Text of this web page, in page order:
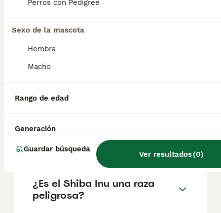
Perros con Pedigree
Sexo de la mascota
Hembra
Macho
Rango de edad
Generación
Guardar búsqueda
Ver resultados(0)
¿Cuántos cachorros suele
¿Es el Shiba Inu cariñoso?
¿Cuánto tiempo vive un
Shiba Inu?
¿Es el Shiba Inu una raza
peligrosa?